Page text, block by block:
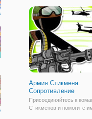
исследовать
острова в поисках
должен найти и
это не будет легко.
Армия Стикмена:
Сопротивление
Присоединяйтесь к
Стикменов и помогите